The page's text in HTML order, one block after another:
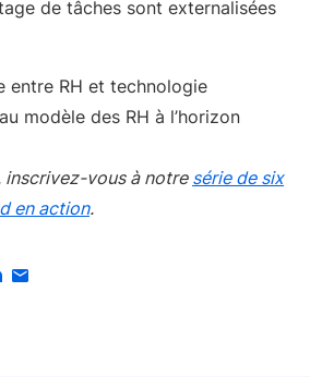
de tâches sont externalisées
entre RH et technologie
modèle des RH à l’horizon
inscrivez-vous à notre série de six
en action.